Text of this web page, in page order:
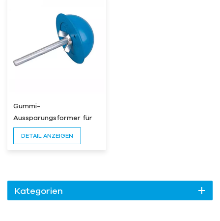
Gummi-
Aussparungsformer für
Hebesystem
DETAIL ANZEIGEN
Kategorien